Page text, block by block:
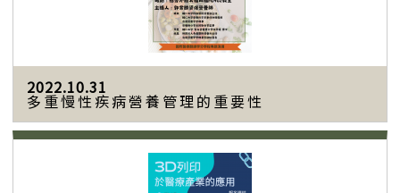
2022.10.31
多重慢性疾病營養管理的重要性